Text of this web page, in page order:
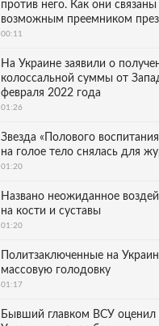
против него. Как они связаны
возможным преемником
00:11
На Украине заявили о
колоссальной суммы от
февраля 2022 года
01:26
Звезда «Полового
на голое тело снялась для
01:20
Названо неожиданное
на кости и суставы
01:20
Политзаключенные на
массовую голодовку
01:17
Бывший главком ВСУ оценил